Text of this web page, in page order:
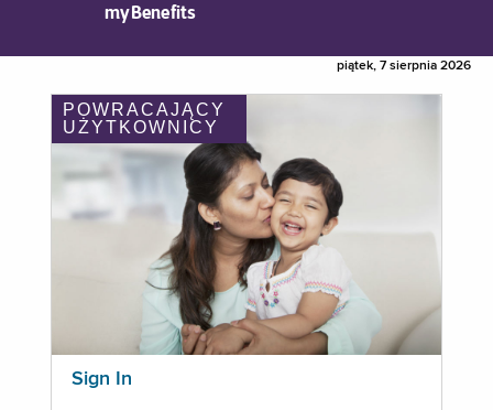
myBenefits
piątek, 7 sierpnia 2026
POWRACAJĄCY
UŻYTKOWNICY
Sign In